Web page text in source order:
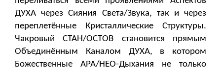
ДУХА через Сияния Света/Звука, так и через
переплетённые Кристаллические Структуры.
Чакровый СТАН/ОСТОВ становится прямым
Объединённым Каналом ДУХА, в котором
Божественные АРА/НЕО-Дыхания не только